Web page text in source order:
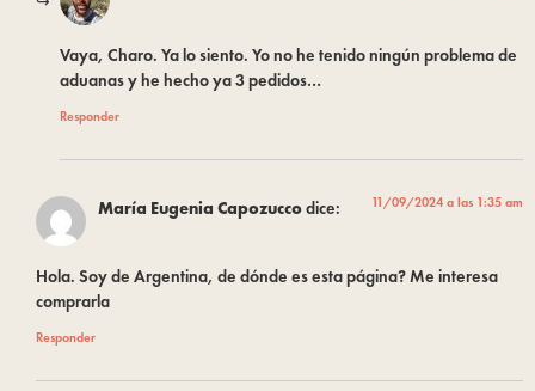
Vaya, Charo. Ya lo siento. Yo no he tenido ningún problema de
aduanas y he hecho ya 3 pedidos…
Responder
María Eugenia Capozuccodice: 11/09/2024 a las 1:35 am
Hola. Soy de Argentina, de dónde es esta página? Me interesa
comprarla
Responder